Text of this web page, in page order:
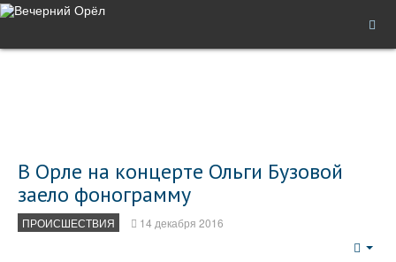
В Орле на концерте Ольги Бузовой
заело фонограмму
ПРОИСШЕСТВИЯ 14 декабря 2016